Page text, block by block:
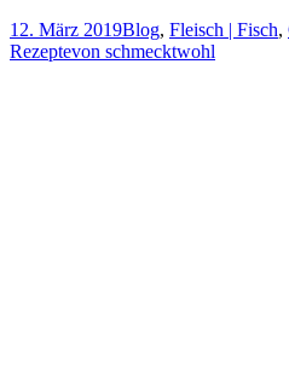
12. März 2019Blog, Fleisch | Fisch,
Rezeptevon schmecktwohl